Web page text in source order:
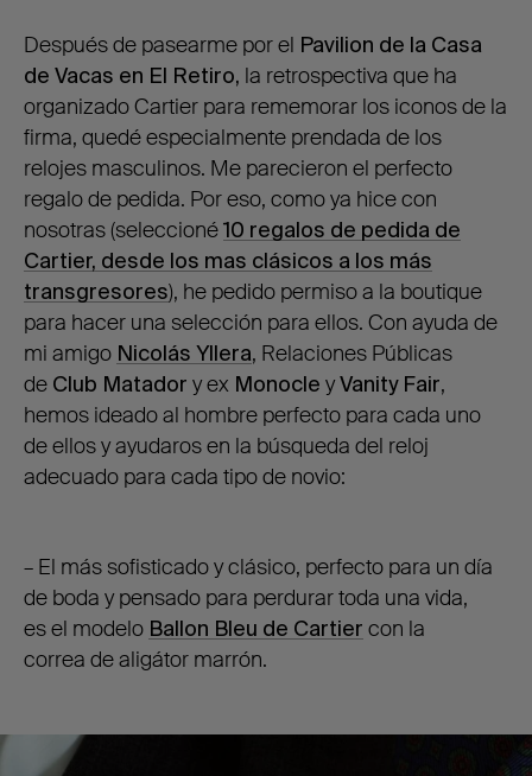
Después de pasearme por el Pavilion de la Casa
de Vacas en El Retiro, la retrospectiva que ha
organizado Cartier para rememorar los iconos de la
firma, quedé especialmente prendada de los
relojes masculinos. Me parecieron el perfecto
regalo de pedida. Por eso, como ya hice con
nosotras (seleccioné10 regalos de pedida de
Cartier, desde los mas clásicos a los más
transgresores), he pedido permiso a la boutique
para hacer una selección para ellos. Con ayuda de
mi amigo Nicolás Yllera, Relaciones Públicas
de Club Matador y ex Monocle yVanity Fair,
hemos ideado al hombre perfecto para cada uno
de ellos y ayudaros en la búsqueda del reloj
adecuado para cada tipo de novio:
– El más sofisticado y clásico, perfecto para un día
de boda y pensado para perdurar toda una vida,
es el modelo Ballon Bleu de Cartier con la
correa de aligátor marrón.